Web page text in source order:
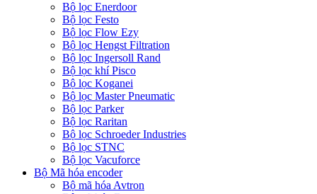
Bộ lọc Enerdoor
Bộ lọc Festo
Bộ lọc Flow Ezy
Bộ lọc Hengst Filtration
Bộ lọc Ingersoll Rand
Bộ lọc khí Pisco
Bộ lọc Koganei
Bộ lọc Master Pneumatic
Bộ lọc Parker
Bộ lọc Raritan
Bộ lọc Schroeder Industries
Bộ lọc STNC
Bộ lọc Vacuforce
Bộ Mã hóa encoder
Bộ mã hóa Avtron